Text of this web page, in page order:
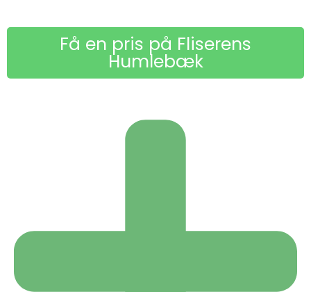
Få en pris på Fliserens
Humlebæk